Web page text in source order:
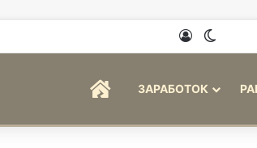
Войти
ГЛАВНАЯЗАРАБОТОК